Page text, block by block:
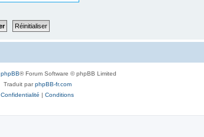
phpBB® Forum Software © phpBB Limited
Traduit parphpBB-fr.com
Confidentialité | Conditions